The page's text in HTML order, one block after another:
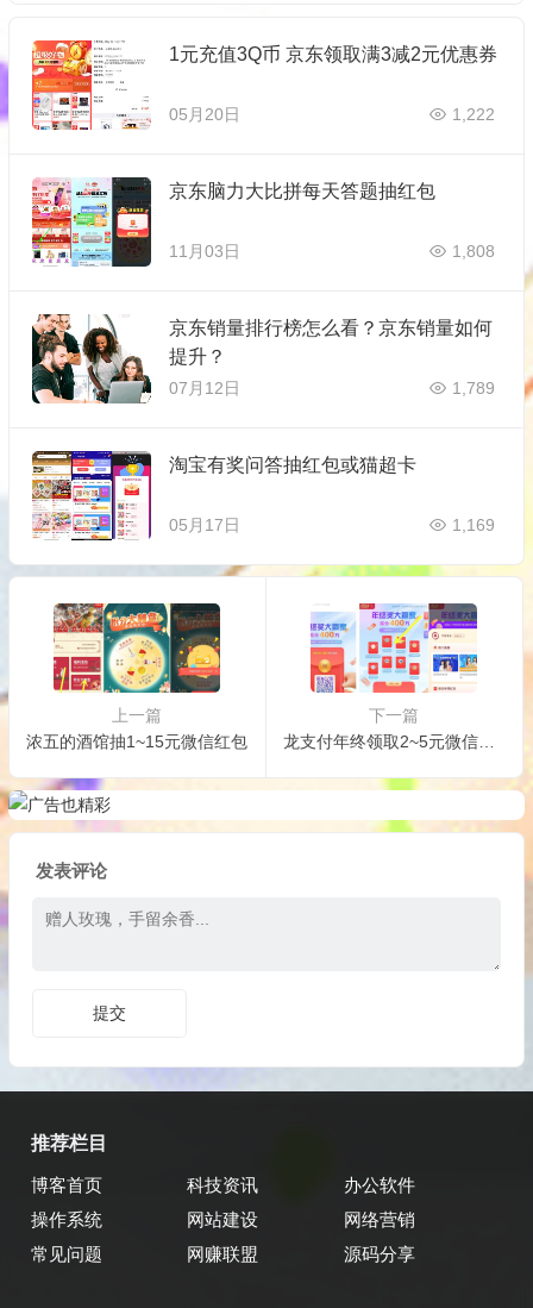
1元充值3Q币 京东领取满3减2元优惠券
05月20日 1,222
京东脑力大比拼每天答题抽红包
11月03日 1,808
京东销量排行榜怎么看？京东销量如何
提升？
07月12日 1,789
淘宝有奖问答抽红包或猫超卡
05月17日 1,169
上一篇
浓五的酒馆抽1~15元微信红包
下一篇
龙支付年终领取2~5元微信红包
发表评论
推荐栏目
博客首页 科技资讯
办公软件
操作系统
网站建设
网络营销
常见问题
网赚联盟 源码分享